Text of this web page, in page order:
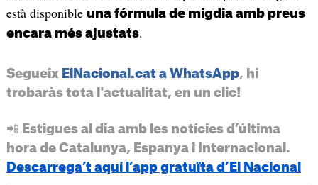
està disponible una fórmula de migdia amb preus
encara més ajustats.
Segueix ElNacional.cat a WhatsApp, hi
trobaràs tota l'actualitat, en un clic!
📲 Estigues al dia amb les notícies d’última
hora de Catalunya, Espanya i Internacional.
Descarrega’t aquí l’app gratuïta d’El Nacional